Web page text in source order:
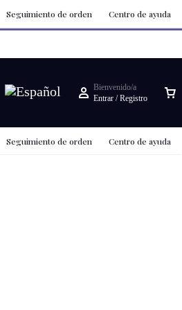
Bienvenido/a
Entrar / Registro
Seguimiento de orden Centro de ayuda
Seguimiento de orden Centro de ayuda